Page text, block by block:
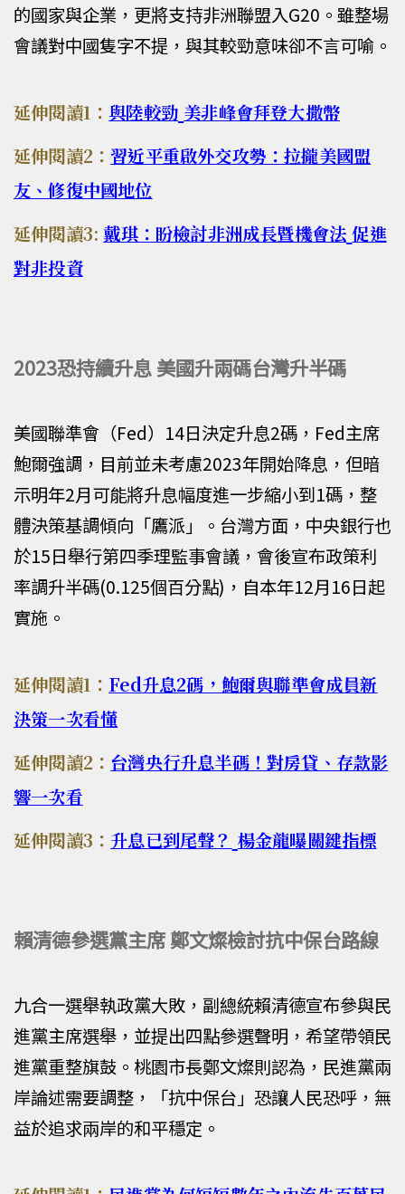
的國家與企業，更將支持非洲聯盟入G20。雖整場
會議對中國隻字不提，與其較勁意味卻不言可喻。
延伸閱讀1： 與陸較勁 美非峰會拜登大撒幣
延伸閱讀2： 習近平重啟外交攻勢：拉攏美國盟
友、修復中國地位
延伸閱讀3:戴琪：盼檢討非洲成長暨機會法 促進
對非投資
2023恐持續升息 美國升兩碼台灣升半碼
美國聯準會（Fed）14日決定升息2碼，Fed主席
鮑爾強調，目前並未考慮2023年開始降息，但暗
示明年2月可能將升息幅度進一步縮小到1碼，整
體決策基調傾向「鷹派」。台灣方面，中央銀行也
於15日舉行第四季理監事會議，會後宣布政策利
率調升半碼(0.125個百分點)，自本年12月16日起
實施。
延伸閱讀1： Fed升息2碼，鮑爾與聯準會成員新
決策一次看懂
延伸閱讀2： 台灣央行升息半碼！對房貸、存款影
響一次看
延伸閱讀3： 升息已到尾聲？ 楊金龍曝關鍵指標
賴清德參選黨主席 鄭文燦檢討抗中保台路線
九合一選舉執政黨大敗，副總統賴清德宣布參與民
進黨主席選舉，並提出四點參選聲明，希望帶領民
進黨重整旗鼓。桃園市長鄭文燦則認為，民進黨兩
岸論述需要調整，「抗中保台」恐讓人民恐呼，無
益於追求兩岸的和平穩定。